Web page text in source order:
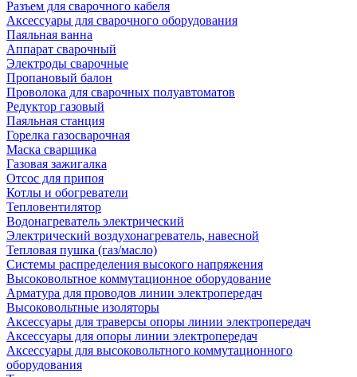
Разъем для сварочного кабеля
Аксессуары для сварочного оборудования
Паяльная ванна
Аппарат сварочный
Электроды сварочные
Пропановый балон
Проволока для сварочных полуавтоматов
Редуктор газовый
Паяльная станция
Горелка газосварочная
Маска сварщика
Газовая зажигалка
Отсос для припоя
Котлы и обогреватели
Тепловентилятор
Водонагреватель электрический
Электрический воздухонагреватель, навесной
Тепловая пушка (газ/масло)
Системы распределения высокого напряжения
Высоковольтное коммутационное оборудование
Арматура для проводов линии электропередач
Высоковольтные изоляторы
Аксессуары для траверсы опоры линии электропередач
Аксессуары для опоры линии электропередач
Аксессуары для высоковольтного коммутационного
оборудования